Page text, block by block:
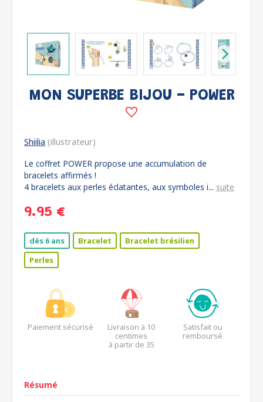
MON SUPERBE BIJOU - POWER
Shiilia (illustrateur)
Le coffret POWER propose une accumulation de
bracelets affirmés !
4 bracelets aux perles éclatantes, aux symboles i... suite
9.95 €
dès 6 ans Bracelet
Bracelet brésilien
Perles
Paiement sécurisé
Livraison à 10
centimes
à partir de 35
Satisfait ou
remboursé
Résumé